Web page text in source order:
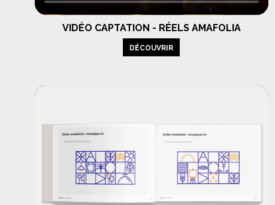
VIDÉO CAPTATION - RÉELS AMAFOLIA
DÉCOUVRIR